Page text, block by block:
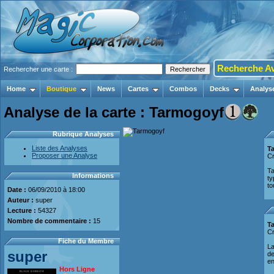
Rechercher une carte : Recherche
Home Boutique News Cartes Combos Decks
Analyse de la carte : Tarmogoyf
Rubrique Analyses
Liste des Analyses
Proposer une Analyse
Informations
Date : 06/09/2010 à 18:00
Auteur : super
Lecture : 54327
Nombre de commentaire : 15
Fiche du Membre
super
Hors Ligne